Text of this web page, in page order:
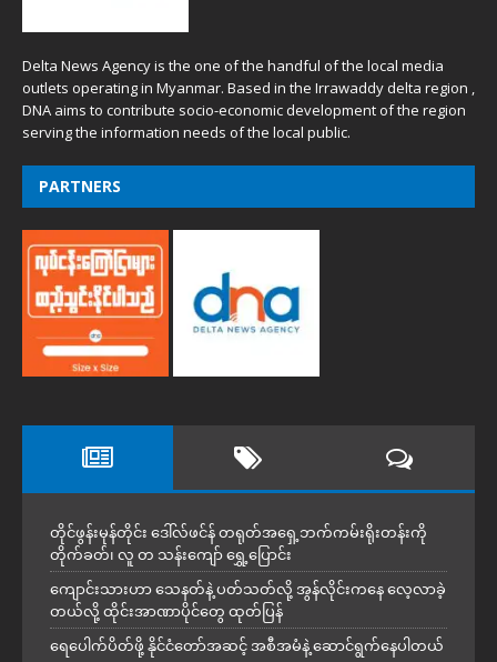
Delta News Agency is the one of the handful of the local media
outlets operating in Myanmar. Based in the Irrawaddy delta region ,
DNA aims to contribute socio-economic development of the region
serving the information needs of the local public.
PARTNERS
တိုင်ဖွန်းမုန်တိုင်း ဒေါ်လ်ဖင်န် တရုတ်အရှေ့ဘက်ကမ်းရိုးတန်းကို
တိုက်ခတ်၊ လူ တ သန်းကျော် ရွှေ့ပြောင်း
ကျောင်းသားဟာ သေနတ်နဲ့ ပတ်သတ်လို့ အွန်လိုင်းကနေ လေ့လာခဲ့
တယ်လို့ ထိုင်းအာဏာပိုင်တွေ ထုတ်ပြန်
ရေပေါက်ပိတ်ဖို့ နိုင်ငံတော်အဆင့် အစီအမံနဲ့ ဆောင်ရွက်နေပါတယ်